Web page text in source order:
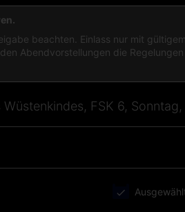
beachten. Einlass nur mit
Abendvorstellungen die
Wüstenkindes, FSK 6,